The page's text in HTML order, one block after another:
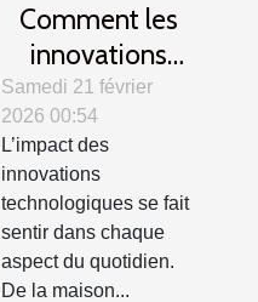
Comment les
innovations
technologiques
transforment-
elles notre
quotidien ?
Samedi 21 février
2026 00:54
L’impact des
innovations
technologiques se fait
sentir dans chaque
aspect du quotidien.
De la maison...